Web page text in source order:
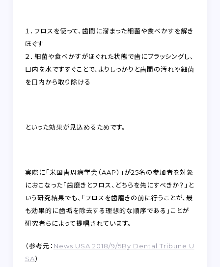
１．フロスを使って、 歯間に溜まった細菌や食べかすを解き
ほぐす
２．細菌や食べかすがほぐれた状態で歯にブラッシングし、
口内を水ですすぐことで、よりしっかりと歯間の汚れや細菌
を口内から取り除ける
といった効果が見込めるためです。
実際に「米国歯周病学会（AAP）」が25名の参加者を対象
におこなった「歯磨きとフロス、どちらを先にすべきか？」と
いう研究結果でも、 「フロスを歯磨きの前に行うことが、最
も効果的に歯垢を除去する理想的な順序である」 ことが
研究者らによって提唱されています。
（参考元： News USA 2018/9/5By Dental Tribune U
SA）